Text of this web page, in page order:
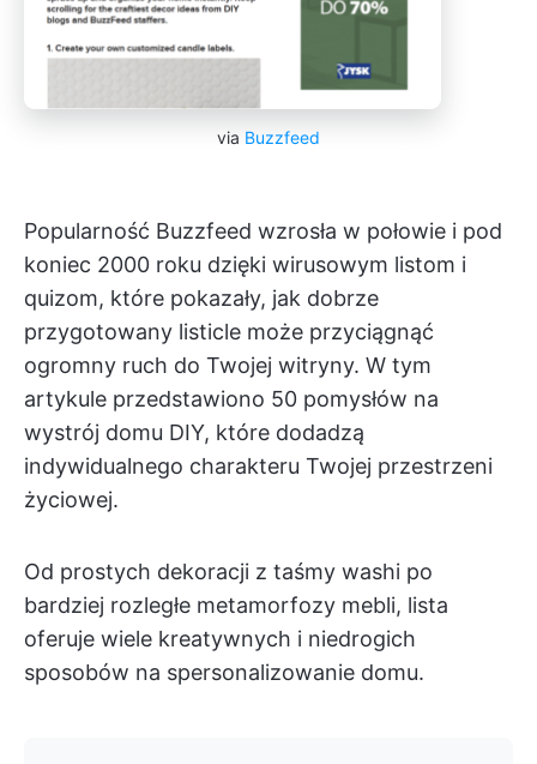
via Buzzfeed
Popularność Buzzfeed wzrosła w połowie i pod
koniec 2000 roku dzięki wirusowym listom i
quizom, które pokazały, jak dobrze
przygotowany listicle może przyciągnąć
ogromny ruch do Twojej witryny. W tym
artykule przedstawiono 50 pomysłów na
wystrój domu DIY, które dodadzą
indywidualnego charakteru Twojej przestrzeni
życiowej.
Od prostych dekoracji z taśmy washi po
bardziej rozległe metamorfozy mebli, lista
oferuje wiele kreatywnych i niedrogich
sposobów na spersonalizowanie domu.